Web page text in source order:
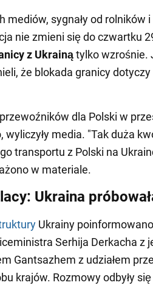
mediów, sygnały od rolników
nie zmieni się do czwartku
z Ukrainątylko wzrośnie.
że blokada granicy dotyczy
dla Polski w
wyliczyły media. "Tak duża
transportu z Polski na
w materiale.
Ukraina
Ukrainy
Serhija Derkacha z
Gantsazhem z udziałem
krajów. Rozmowy odbyły